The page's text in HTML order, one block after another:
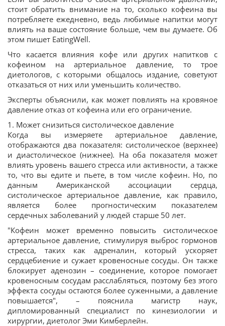
стоит обратить внимание на то, сколько кофеина вы
потребляете ежедневно, ведь любимые напитки могут
влиять на ваше состояние больше, чем вы думаете. Об
этом пишет EatingWell.
Что касается влияния кофе или других напитков с
кофеином на артериальное давление, то трое
диетологов, с которыми общалось издание, советуют
отказаться от них или уменьшить количество.
Эксперты объяснили, как может повлиять на кровяное
давление отказ от кофеина или его ограничение.
1. Может снизиться систолическое давление
Когда вы измеряете артериальное давление,
отображаются два показателя: систолическое (верхнее)
и диастолическое (нижнее). На оба показателя может
влиять уровень вашего стресса или активности, а также
то, что вы едите и пьете, в том числе кофеин. Но, по
данным Американской ассоциации сердца,
систолическое артериальное давление, как правило,
является более прогностическим показателем
сердечных заболеваний у людей старше 50 лет.
"Кофеин может временно повысить систолическое
артериальное давление, стимулируя выброс гормонов
стресса, таких как адреналин, который ускоряет
сердцебиение и сужает кровеносные сосуды. Он также
блокирует аденозин – соединение, которое помогает
кровеносным сосудам расслабляться, поэтому без этого
эффекта сосуды остаются более суженными, а давление
повышается", – пояснила магистр наук,
дипломированный специалист по кинезиологии и
хирургии, диетолог Эми Кимберлейн.